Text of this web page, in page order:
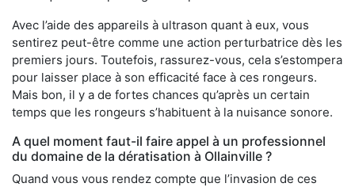
Avec l’aide des appareils à ultrason quant à eux, vous
sentirez peut-être comme une action perturbatrice dès les
premiers jours. Toutefois, rassurez-vous, cela s’estompera
pour laisser place à son efficacité face à ces rongeurs.
Mais bon, il y a de fortes chances qu’après un certain
temps que les rongeurs s’habituent à la nuisance sonore.
A quel moment faut-il faire appel à un professionnel
du domaine de la dératisation à Ollainville ?
Quand vous vous rendez compte que l’invasion de ces